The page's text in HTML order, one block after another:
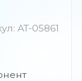
AT-05861